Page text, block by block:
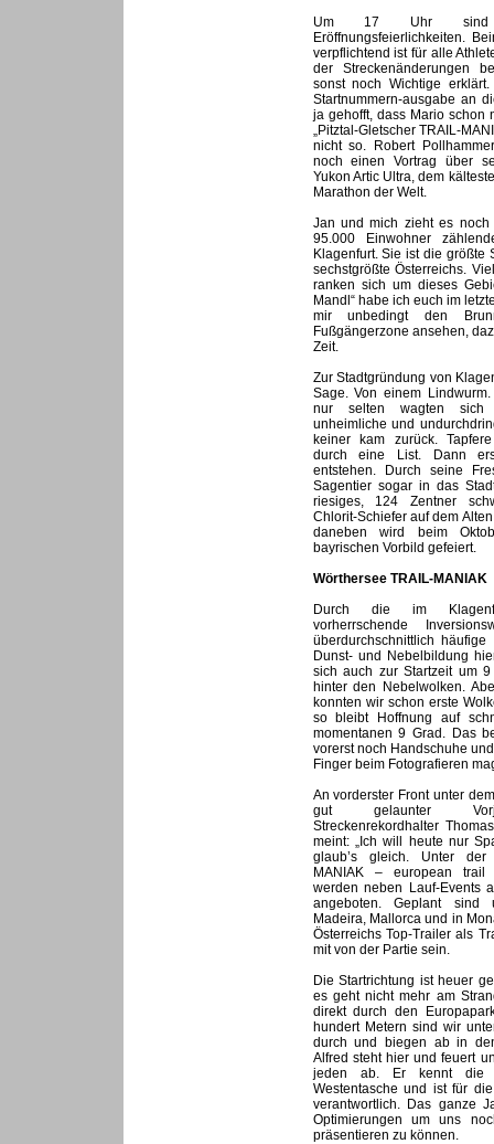
Um 17 Uhr sind
Eröffnungsfeierlichkeiten.
verpflichtend ist für alle
der Streckenänderungen
sonst noch Wichtige
Startnummern-ausgabe an
ja gehofft, dass Mario schon
„Pitztal-Gletscher TRAIL-
nicht so. Robert
noch einen Vortrag über
Yukon Artic Ultra, dem
Marathon der Welt.
Jan und mich zieht es
95.000 Einwohner
Klagenfurt. Sie ist die größte
sechstgrößte Österreichs.
ranken sich um dieses
Mandl“ habe ich euch im
mir unbedingt den
Fußgängerzone ansehen,
Zeit.
Zur Stadtgründung von
Sage. Von einem
nur selten wagten sich
unheimliche und
keiner kam zurück.
durch eine List. Dann
entstehen. Durch seine
Sagentier sogar in das
riesiges, 124 Zentner
Chlorit-Schiefer auf dem
daneben wird beim
bayrischen Vorbild gefeiert.
Wörthersee TRAIL-MANIAK
Durch die im
vorherrschende
überdurchschnittlich
Dunst- und Nebelbildung
sich auch zur Startzeit um
hinter den Nebelwolken.
konnten wir schon erste
so bleibt Hoffnung auf
momentanen 9 Grad. Das
vorerst noch Handschuhe
Finger beim Fotografieren
An vorderster Front unter
gut gelaunter
Streckenrekordhalter
meint: „Ich will heute nur
glaub’s gleich. Unter der
MANIAK – european trail
werden neben Lauf-Events
angeboten. Geplant sind
Madeira, Mallorca und in
Österreichs Top-Trailer als
mit von der Partie sein.
Die Startrichtung ist heuer
es geht nicht mehr am
direkt durch den
hundert Metern sind wir
durch und biegen ab in
Alfred steht hier und feuert
jeden ab. Er kennt die
Westentasche und ist für
verantwortlich. Das ganze
Optimierungen um uns
präsentieren zu können.